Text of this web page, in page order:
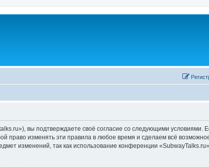
вы подтверждаете своё согласие со следующими условиями.
право изменять эти правила в любое время и сделаем всё
изменений, так как использование конференции